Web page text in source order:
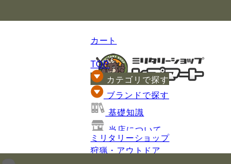
カート
TOP
カテゴリで探す
ブランドで探す
基礎知識
当店について
ご利用ガイド
ミリタリーショップ
狩猟・アウトドア